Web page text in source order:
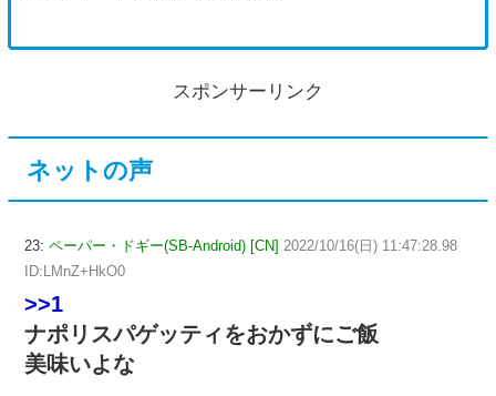
スポンサーリンク
ネットの声
23: ペーパー・ドギー(SB-Android) [CN] 2022/10/16(日) 11:47:28.98
ID:LMnZ+HkO0
>>1
ナポリスパゲッティをおかずにご飯
美味いよな